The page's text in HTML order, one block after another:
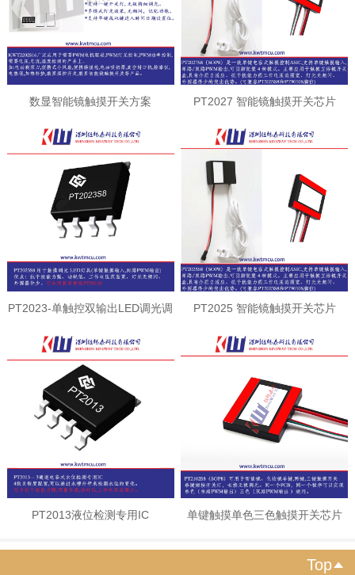
数显智能镜触摸开关方案 PT2027 智能镜触摸开关芯片
PT2023-单触控双输出LED调光调
色
PT2025 智能镜触摸开关芯片
PT2013液位检测专用IC 单键触摸单色三色触摸开关芯片
Top